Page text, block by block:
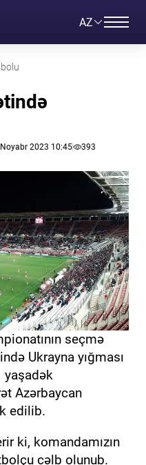
AZ
2023 10:45 393
seçmə
Ukrayna yığması
yaşadək
Azərbaycan
edilib.
ki, komandamızın
cəlb olunub.